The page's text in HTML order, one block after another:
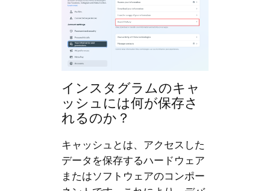
インスタグラムのキャ
ッシュには何が保存さ
れるのか？
キャッシュとは、アクセスした
データを保存するハードウェア
またはソフトウェアのコンポー